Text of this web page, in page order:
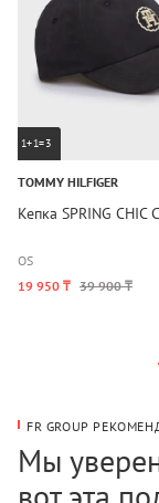
1+1=3
TOMMY HILFIGER
Кепка SPRING CHIC
OS
19 950 ₸ 39 900 ₸
FR GROUP
Мы